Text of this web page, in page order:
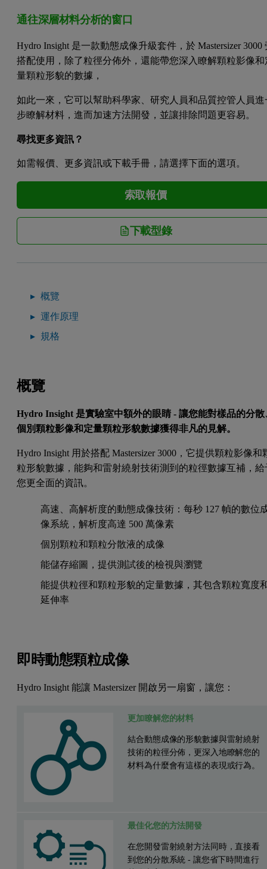
通往深層材料分析的窗口
Hydro Insight 是一款動態成像升級套件，於 Mastersizer 3000
搭配使用，除了粒徑分佈外，還能帶您深入瞭解顆粒影像和
量顆粒形貌的數據，
如此一來，它可以幫助科學家、研究人員和品質控管人員進
步瞭解材料，進而加速方法開發，並讓排除問題更容易。
尋找更多資訊？
如需報價、更多資訊或下載手冊，請選擇下面的選項。
索取報價
下載型錄
概覽
運作原理
規格
概覽
Hydro Insight 是實驗室中額外的眼睛 - 讓您能對樣品的分散
個別顆粒影像和定量顆粒形貌數據獲得非凡的見解。
Hydro Insight 用於搭配 Mastersizer 3000，它提供顆粒影像和
粒形貌數據，能夠和雷射繞射技術測到的粒徑數據互補，給
您更全面的資訊。
高速、高解析度的動態成像技術：每秒 127 幀的數位
像系統，解析度高達 500 萬像素
個別顆粒和顆粒分散液的成像
能儲存縮圖，提供測試後的檢視與瀏覽
能提供粒徑和顆粒形貌的定量數據，其包含顆粒寬度
延伸率
即時動態顆粒成像
Hydro Insight 能讓 Mastersizer 開啟另一扇窗，讓您：
更加瞭解您的材料
結合動態成像的形貌數據與雷射繞射
技術的粒徑分佈，更深入地瞭解您的
材料為什麼會有這樣的表現或行為。
最佳化您的方法開發
在您開發雷射繞射方法同時，直接看
到您的分散系統 - 讓您省下時間進行